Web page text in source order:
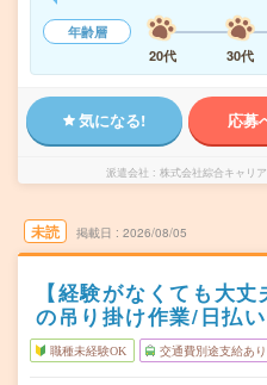
年齢層
20代
30代
気になる! 応募
派遣会社 株式会社綜合キャリ
未読 掲載日 2026/08/05
【経験がなくても大
の吊り掛け作業/日払
職種未経験OK 交通費別途支給あり